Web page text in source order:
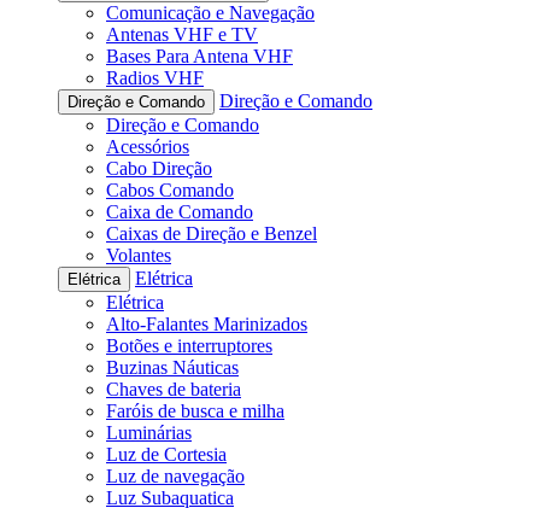
Comunicação e Navegação
Antenas VHF e TV
Bases Para Antena VHF
Radios VHF
Direção e Comando
Direção e Comando
Direção e Comando
Acessórios
Cabo Direção
Cabos Comando
Caixa de Comando
Caixas de Direção e Benzel
Volantes
Elétrica
Elétrica
Elétrica
Alto-Falantes Marinizados
Botões e interruptores
Buzinas Náuticas
Chaves de bateria
Faróis de busca e milha
Luminárias
Luz de Cortesia
Luz de navegação
Luz Subaquatica